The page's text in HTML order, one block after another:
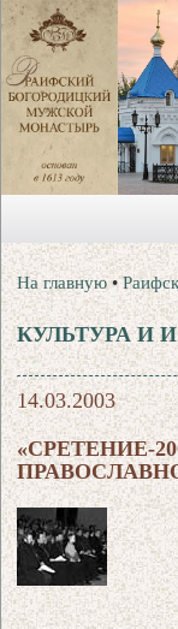
На главную •
КУЛЬТУРА И
14.03.2003
«СРЕТЕНИЕ-